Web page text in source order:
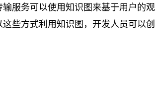
服务可以使用知识图来基于用户的观
些方式利用知识图，开发人员可以创